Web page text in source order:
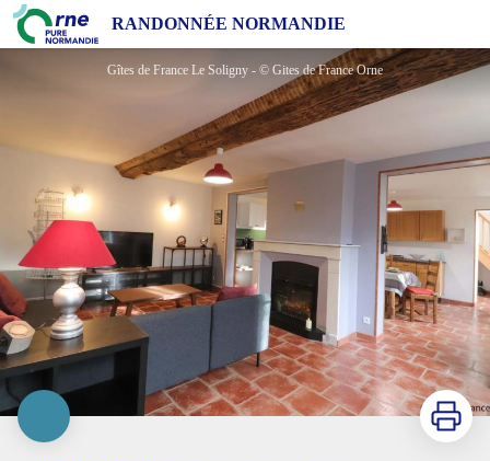
RANDONNÉE NORMANDIE
Gîtes de France Le Soligny
Gîtes de France Le Soligny - © Gites de France Orne
Imprimer